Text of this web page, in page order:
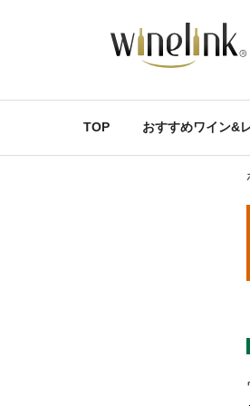
TOP おすすめワイン&